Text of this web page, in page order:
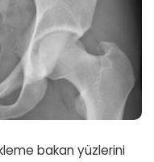
bakan yüzlerini